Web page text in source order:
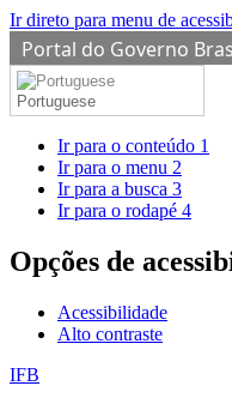
Ir direto para menu de
Portal do Governo
Portuguese
Ir para o conteúdo 1
Ir para o menu 2
Ir para a busca 3
Ir para o rodapé 4
Opções de
Acessibilidade
Alto contraste
IFB